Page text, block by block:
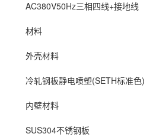
AC380V50Hz三相四线+接地线
材料
外壳材料
冷轧钢板静电喷塑(SETH标准色)
内壁材料
SUS304不锈钢板